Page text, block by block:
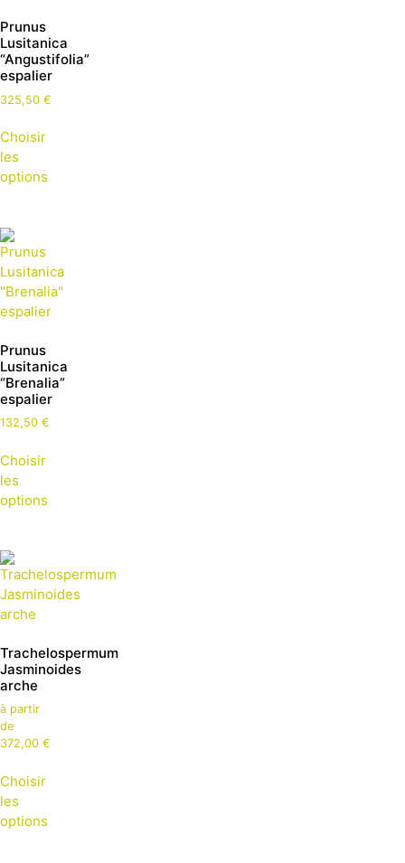
Prunus
Lusitanica
“Angustifolia”
espalier
325,50 €
Choisir
les
options
Prunus
Lusitanica
“Brenalia”
espalier
132,50 €
Choisir
les
options
Trachelospermum
Jasminoides
arche
à partir
de
372,00 €
Choisir
les
options